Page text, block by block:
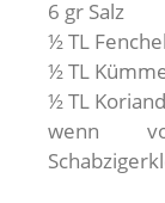
6 gr Salz
½ TL
½ TL
½ TL
wenn